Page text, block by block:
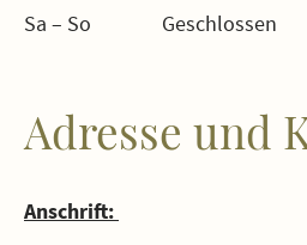
Sa – So
Geschlossen
Adresse und
Anschrift: